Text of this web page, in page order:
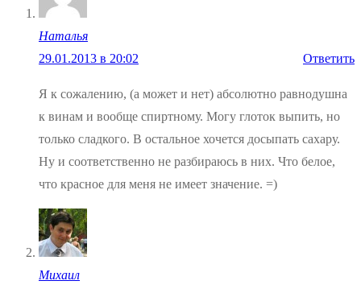
Наталья
29.01.2013 в 20:02
Ответить
Я к сожалению, (а может и нет) абсолютно равнодушна
к винам и вообще спиртному. Могу глоток выпить, но
только сладкого. В остальное хочется досыпать сахару.
Ну и соответственно не разбираюсь в них. Что белое,
что красное для меня не имеет значение. =)
Михаил